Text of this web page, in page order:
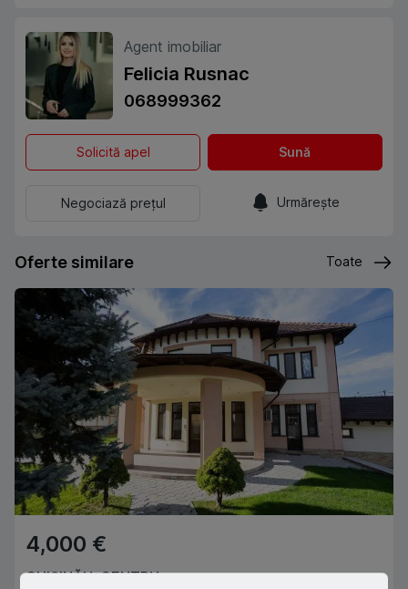
Agent imobiliar
Felicia Rusnac
068999362
Solicită apel Sună
Negociază prețul Urmărește
Oferte similare Toate
4,000 €
CHIȘINĂU,CENTRU